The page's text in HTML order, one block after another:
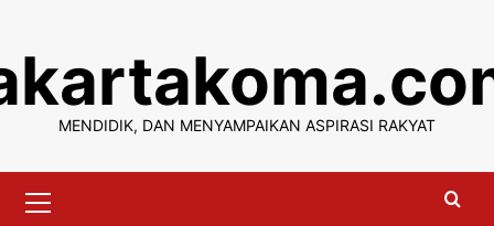
content
MENDIDIK, DAN MENYAMPAIKAN ASPIRASI RAKYAT
Menu